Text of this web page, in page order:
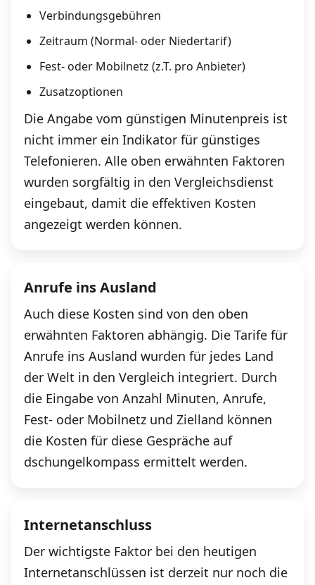
Verbindungsgebühren
Zeitraum (Normal- oder Niedertarif)
Fest- oder Mobilnetz (z.T. pro Anbieter)
Zusatzoptionen
Die Angabe vom günstigen Minutenpreis ist
nicht immer ein Indikator für günstiges
Telefonieren. Alle oben erwähnten Faktoren
wurden sorgfältig in den Vergleichsdienst
eingebaut, damit die effektiven Kosten
angezeigt werden können.
Anrufe ins Ausland
Auch diese Kosten sind von den oben
erwähnten Faktoren abhängig. Die Tarife für
Anrufe ins Ausland wurden für jedes Land
der Welt in den Vergleich integriert. Durch
die Eingabe von Anzahl Minuten, Anrufe,
Fest- oder Mobilnetz und Zielland können
die Kosten für diese Gespräche auf
dschungelkompass ermittelt werden.
Internetanschluss
Der wichtigste Faktor bei den heutigen
Internetanschlüssen ist derzeit nur noch die